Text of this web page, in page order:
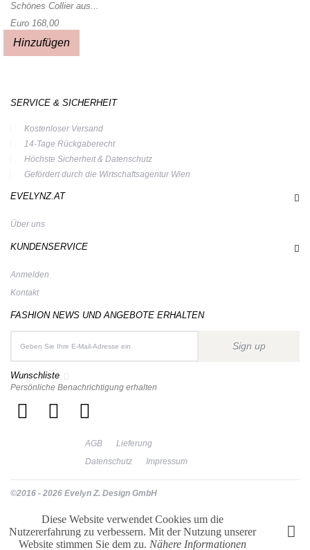
Diese Website verwendet Cookies um die
Nutzererfahrung zu verbessern. Mit der Nutzung unserer
Website stimmen Sie dem zu. Nähere Informationen
Schönes Collier aus...
Euro 168,00
Hinzufügen
SERVICE & SICHERHEIT
Kostenloser Versand
14-Tage Rückgaberecht
Höchste Sicherheit & Datenschutz
Gefördert durch die Wirtschaftsagentur Wien
EVELYNZ.AT
Über uns
KUNDENSERVICE
Anmelden
Kontakt
FASHION NEWS UND ANGEBOTE ERHALTEN
Sign up
Wunschliste
Persönliche Benachrichtigung erhalten
AGB
Lieferung
Datenschutz
Impressum
©2016 - 2026 Evelyn Z. Design GmbH